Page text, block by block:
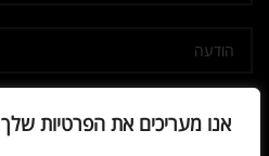
אנו מעריכים את הפרטיות שלך